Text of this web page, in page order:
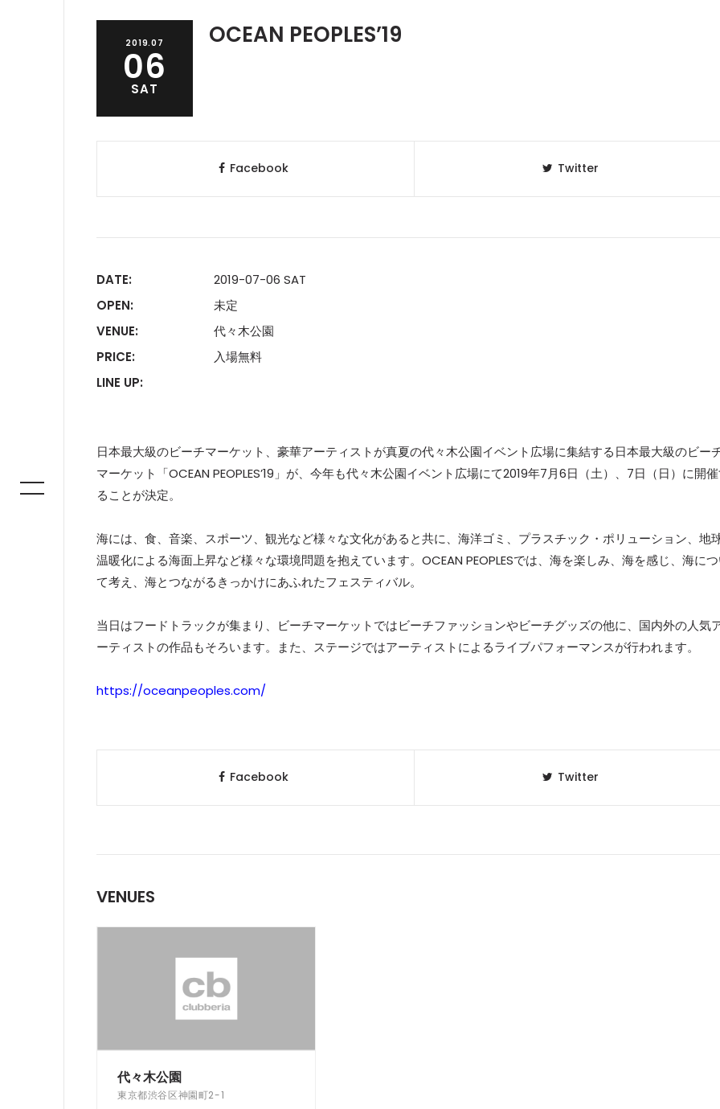
2019.07
06
SAT
OCEAN PEOPLES’19
Facebook Twitter
DATE:
2019-07-06 SAT
OPEN:
未定
VENUE:
代々木公園
PRICE:
入場無料
LINE UP:
日本最大級のビーチマーケット、豪華アーティストが真夏の代々木公園イベント広場に集結する日本最大級のビー
マーケット「OCEAN PEOPLES’19」が、今年も代々木公園イベント広場にて2019年7月6日（土）、7日（日）に開
ることが決定。
海には、食、音楽、スポーツ、観光など様々な文化があると共に、海洋ゴミ、プラスチック・ポリューション、地
温暖化による海面上昇など様々な環境問題を抱えています。OCEAN PEOPLESでは、海を楽しみ、海を感じ、海に
て考え、海とつながるきっかけにあふれたフェスティバル。
当日はフードトラックが集まり、ビーチマーケットではビーチファッションやビーチグッズの他に、国内外の人気
ーティストの作品もそろいます。また、ステージではアーティストによるライブパフォーマンスが行われます。
https://oceanpeoples.com/
Facebook Twitter
VENUES
代々木公園
東京都渋谷区神園町2-1